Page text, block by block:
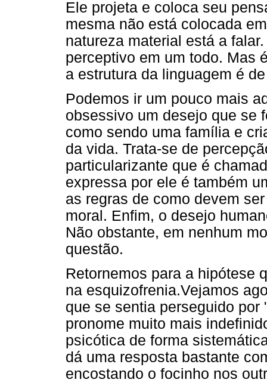
Ele projeta e coloca seu
mesma não está colocada
natureza material está a
perceptivo em um todo. Mas
a estrutura da linguagem é
Podemos ir um pouco mais
obsessivo um desejo que se
como sendo uma família e
da vida. Trata-se de
particularizante que é
expressa por ele é também
as regras de como devem
moral. Enfim, o desejo
Não obstante, em nenhum
questão.
Retornemos para a hipótese
na esquizofrenia.Vejamos
que se sentia perseguido
pronome muito mais
psicótica de forma
dá uma resposta bastante
encostando o focinho nos